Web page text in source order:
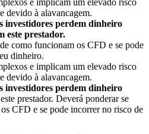
devido à alavancagem.
investidores perdem dinheiro
este prestador.
como funcionam os CFD e se pode
dinheiro.
e implicam um elevado risco
devido à alavancagem.
investidores perdem dinheiro
prestador. Deverá ponderar se
CFD e se pode incorrer no risco de